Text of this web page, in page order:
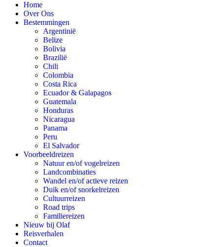
Home
Over Ons
Bestemmingen
Argentinië
Belize
Bolivia
Brazilië
Chili
Colombia
Costa Rica
Ecuador & Galapagos
Guatemala
Honduras
Nicaragua
Panama
Peru
El Salvador
Voorbeeldreizen
Natuur en/of vogelreizen
Landcombinaties
Wandel en/of actieve reizen
Duik en/of snorkelreizen
Cultuurreizen
Road trips
Familiereizen
Nieuw bij Olaf
Reisverhalen
Contact